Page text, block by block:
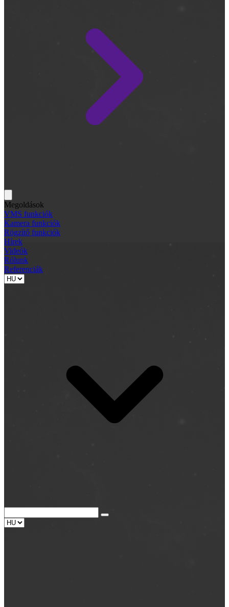
Megoldások
VMS funkciók
Kamera funkciók
Rögzítő funkciók
Hírek
Videók
Rólunk
Referenciák